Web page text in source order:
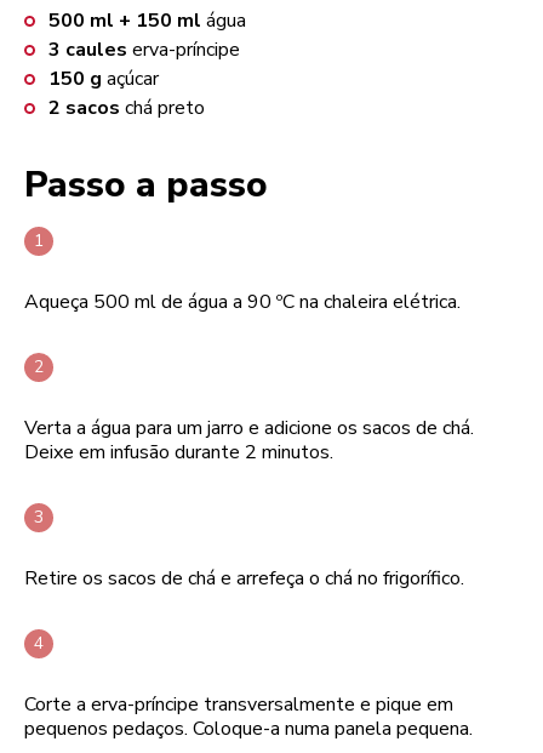
500 ml + 150 ml água
3 caules erva-príncipe
150 g açúcar
2 sacos chá preto
Passo a passo
Aqueça 500 ml de água a 90 ºC na chaleira elétrica.
Verta a água para um jarro e adicione os sacos de chá.
Deixe em infusão durante 2 minutos.
Retire os sacos de chá e arrefeça o chá no frigorífico.
Corte a erva-príncipe transversalmente e pique em
pequenos pedaços. Coloque-a numa panela pequena.